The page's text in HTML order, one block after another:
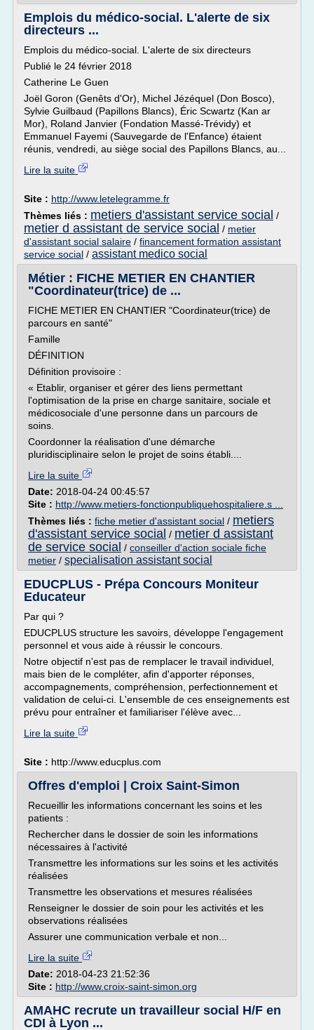
Emplois du médico-social. L'alerte de six
directeurs ...
Emplois du médico-social. L'alerte de six directeurs
Publié le 24 février 2018
Catherine Le Guen
Joël Goron (Genêts d'Or), Michel Jézéquel (Don Bosco),
Sylvie Guilbaud (Papillons Blancs), Éric Scwartz (Kan ar
Mor), Roland Janvier (Fondation Massé-Trévidy) et
Emmanuel Fayemi (Sauvegarde de l'Enfance) étaient
réunis, vendredi, au siège social des Papillons Blancs, au...
Lire la suite
Site : http://www.letelegramme.fr
Thèmes liés : metiers d'assistant service social /
metier d assistant de service social / metier
d'assistant social salaire / financement formation assistant
service social / assistant medico social
Métier : FICHE METIER EN CHANTIER
"Coordinateur(trice) de ...
FICHE METIER EN CHANTIER "Coordinateur(trice) de
parcours en santé"
Famille
DÉFINITION
Définition provisoire :
« Etablir, organiser et gérer des liens permettant
l'optimisation de la prise en charge sanitaire, sociale et
médicosociale d'une personne dans un parcours de
soins.
Coordonner la réalisation d'une démarche
pluridisciplinaire selon le projet de soins établi....
Lire la suite
Date: 2018-04-24 00:45:57
Site : http://www.metiers-fonctionpubliquehospitaliere.s ...
Thèmes liés : fiche metier d'assistant social / metiers
d'assistant service social / metier d assistant
de service social / conseiller d'action sociale fiche
metier / specialisation assistant social
EDUCPLUS - Prépa Concours Moniteur
Educateur
Par qui ?
EDUCPLUS structure les savoirs, développe l'engagement
personnel et vous aide à réussir le concours.
Notre objectif n'est pas de remplacer le travail individuel,
mais bien de le compléter, afin d'apporter réponses,
accompagnements, compréhension, perfectionnement et
validation de celui-ci. L'ensemble de ces enseignements est
prévu pour entraîner et familiariser l'élève avec...
Lire la suite
Site : http://www.educplus.com
Offres d'emploi | Croix Saint-Simon
Recueillir les informations concernant les soins et les
patients :
Rechercher dans le dossier de soin les informations
nécessaires à l'activité
Transmettre les informations sur les soins et les activités
réalisées
Transmettre les observations et mesures réalisées
Renseigner le dossier de soin pour les activités et les
observations réalisées
Assurer une communication verbale et non...
Lire la suite
Date: 2018-04-23 21:52:36
Site : http://www.croix-saint-simon.org
AMAHC recrute un travailleur social H/F en
CDI à Lyon ...